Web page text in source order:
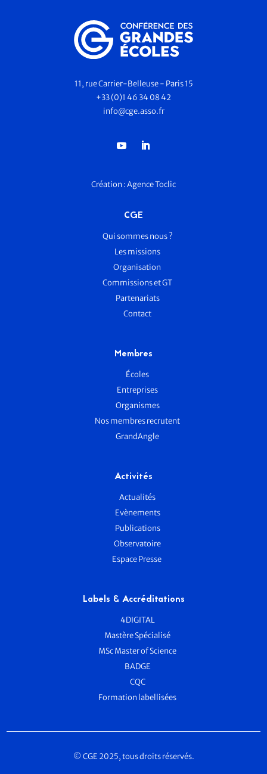
11, rue Carrier-Belleuse - Paris 15
+33 (0)1 46 34 08 42
info@cge.asso.fr
Création :Agence Toclic
CGE
Qui sommes nous ?
Les missions
Organisation
Commissions et GT
Partenariats
Contact
Membres
Écoles
Entreprises
Organismes
Nos membres recrutent
GrandAngle
Activités
Actualités
Evènements
Publications
Observatoire
Espace Presse
Labels & Accréditations
4DIGITAL
Mastère Spécialisé
MSc Master of Science
BADGE
CQC
Formation labellisées
© CGE 2025, tous droits réservés.